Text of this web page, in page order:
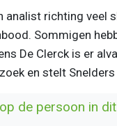
analist richting veel
Sommigen
De Clerck is er
en stelt
de persoon in